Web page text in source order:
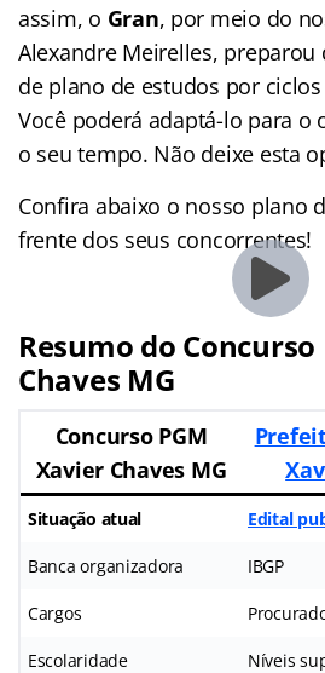
assim, o Gran, por meio do
Alexandre Meirelles,
de plano de estudos por
Você poderá adaptá-lo para o
o seu tempo. Não deixe esta
Confira abaixo o nosso plano
frente dos seus concorrentes!
Resumo do Concurso
Chaves MG
Concurso PGM
Xavier Chaves MG
Situação atual Edital
Banca organizadora IBGP
Cargos
Escolaridade Níveis